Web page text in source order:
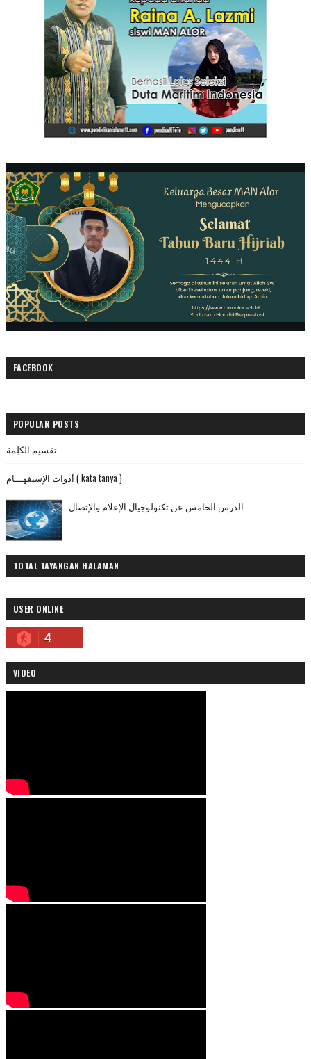
FACEBOOK
POPULAR POSTS
تقسيم الكَلِمة
أدوات الإستفهـــام ( kata tanya )
الدرس الخامس عن تكنولوجيال الإعلام والإتصال
TOTAL TAYANGAN HALAMAN
USER ONLINE
4
VIDEO